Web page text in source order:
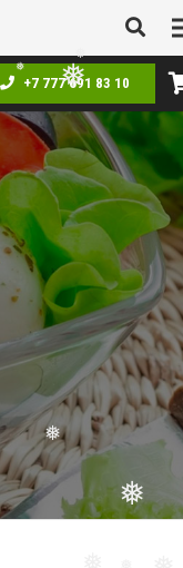
❅
❅
❅ ❅
+7 777 691 83 10